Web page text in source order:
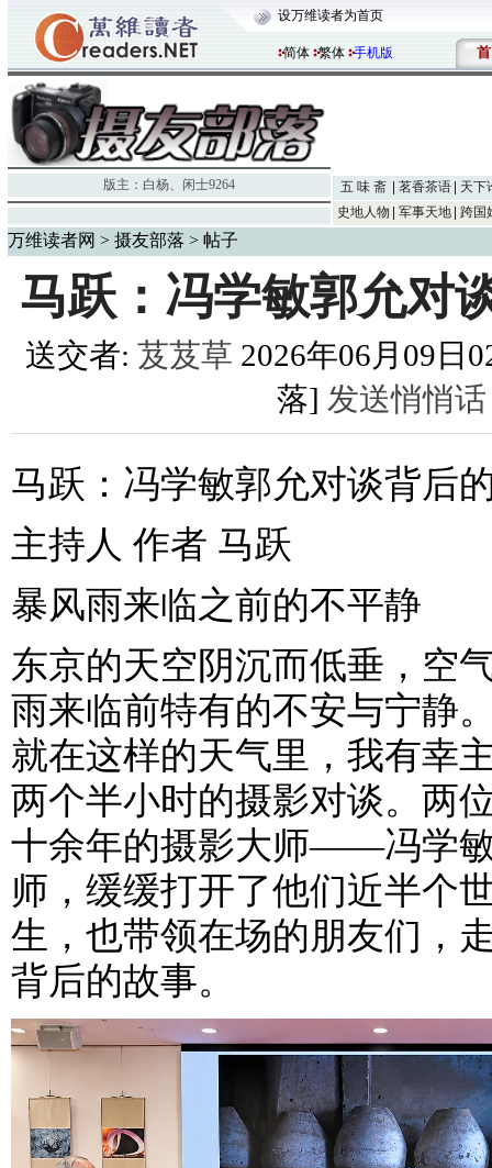
设万维读者为首页
简体 繁体 手机版 首
版主： 白杨、 闲士9264 五 味 斋 茗香茶语
天下
史地人物
军事天地 跨国
万维读者网 > 摄友部落 > 帖子
马跃：冯学敏郭允对
送交者: 芨芨草 2026年06月09日
落] 发送悄悄话
马跃：冯学敏郭允对谈背后
主持人 作者 马跃
暴风雨来临之前的不平静
东京的天空阴沉而低垂，空
雨来临前特有的不安与宁静
就在这样的天气里，我有幸
两个半小时的摄影对谈。两
十余年的摄影大师——冯学
师，缓缓打开了他们近半个
生，也带领在场的朋友们，
背后的故事。